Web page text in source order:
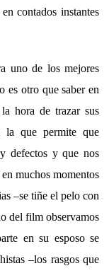
contados instantes
uno de los mejores
es otro que saber en
hora de trazar sus
la que permite que
defectos y que nos
muchos momentos
–se tiñe el pelo con
del film observamos
en su esposo se
–los rasgos que